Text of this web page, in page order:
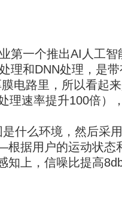
一个推出AI人工智
理和DNN处理，是
电路里，所以看起
理速率提升100倍）
什么环境，然后采
据用户的运动状态
知上，信噪比提高